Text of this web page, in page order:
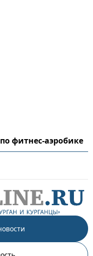
фитнес-аэробике